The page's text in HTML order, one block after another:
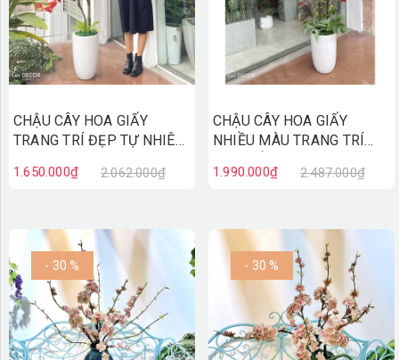
CHẬU CÂY HOA GIẤY
TRANG TRÍ ĐẸP TỰ NHIÊN
1.650.000₫ 2.062.000₫
CHẬU CÂY HOA GIẤY
NHIỀU MÀU TRANG TRÍ
CC814
1.990.000₫ 2.487.000₫
- 30 % - 30 %